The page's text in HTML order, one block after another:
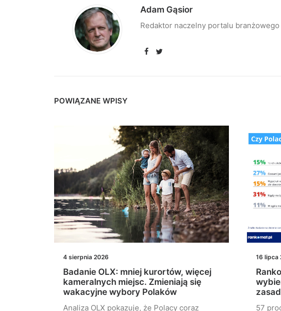
Adam Gąsior
Redaktor naczelny portalu branżowego
POWIĄZANE WPISY
4 sierpnia 2026
Badanie OLX: mniej kurortów, więcej
kameralnych miejsc. Zmieniają się
wakacyjne wybory Polaków
Analiza OLX pokazuje, że Polacy coraz
16 lipca
57